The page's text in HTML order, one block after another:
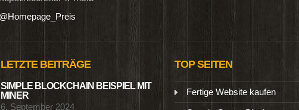
|Onlineshop|Lexikon |Tutorials|
Datenschutz & Webdesign - Leistungen für DSGVO, Google Font und